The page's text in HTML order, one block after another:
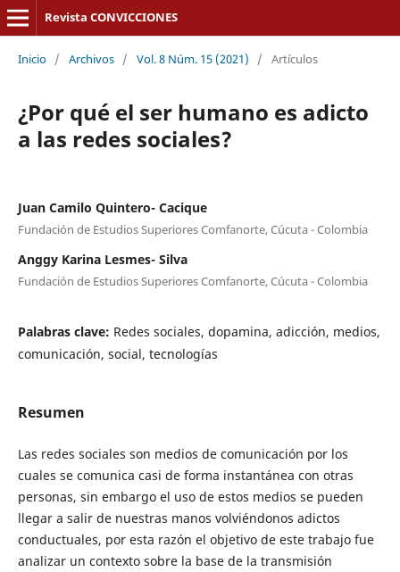
Revista CONVICCIONES
Inicio / Archivos / Vol. 8 Núm. 15 (2021) / Artículos
¿Por qué el ser humano es adicto
a las redes sociales?
Juan Camilo Quintero- Cacique
Fundación de Estudios Superiores Comfanorte, Cúcuta - Colombia
Anggy Karina Lesmes- Silva
Fundación de Estudios Superiores Comfanorte, Cúcuta - Colombia
Palabras clave: Redes sociales, dopamina, adicción, medios,
comunicación, social, tecnologías
Resumen
Las redes sociales son medios de comunicación por los
cuales se comunica casi de forma instantánea con otras
personas, sin embargo el uso de estos medios se pueden
llegar a salir de nuestras manos volviéndonos adictos
conductuales, por esta razón el objetivo de este trabajo fue
analizar un contexto sobre la base de la transmisión